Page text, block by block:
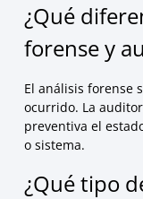
¿Qué
forense y
El análisis forense
ocurrido. La
preventiva el
o sistema.
¿Qué tipo